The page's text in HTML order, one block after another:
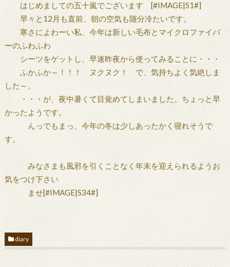
はじめましての五十嵐でございます [#IMAGE|S1#]
早々と12月も直前、朝の空気も随分冷たいです。
寒さによわーい私、今年は新しい毛布とマイクロファイバ
ーのふわふわ
シーツをゲットし、早速昨夜から使ってみることに・・・
ふかふか～！！！ ヌクヌク！ で、気持ちよく気絶しま
した～。
・・・が、夜中暑くて目覚めてしまいました。ちょっと早
かったようです。
んっでもまっ、今年の冬は少しあったかく寝れそうで
す。
みなさまも風邪を引くことなく年末を迎えられるようお
気をつけ下さい
ませ[#IMAGE|S34#]
diary